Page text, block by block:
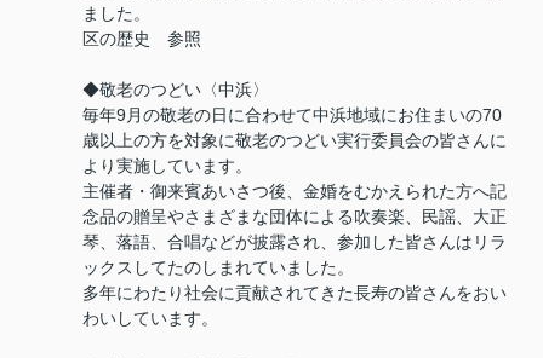
ました。
区の歴史 参照
◆敬老のつどい〈中浜〉
毎年9月の敬老の日に合わせて中浜地域にお住まいの70
歳以上の方を対象に敬老のつどい実行委員会の皆さんに
より実施しています。
主催者・御来賓あいさつ後、金婚をむかえられた方へ記
念品の贈呈やさまざまな団体による吹奏楽、民謡、大正
琴、落語、合唱などが披露され、参加した皆さんはリラ
ックスしてたのしまれていました。
多年にわたり社会に貢献されてきた長寿の皆さんをおい
わいしています。